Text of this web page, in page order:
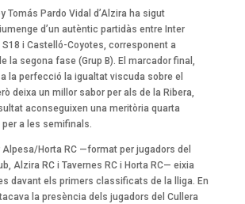
Tomás Pardo Vidal d’Alzira ha sigut
d’un autèntic partidàs entre Inter
i Castelló-Coyotes, corresponent a
la segona fase (Grup B). El marcador final,
la perfecció la igualtat viscuda sobre el
deixa un millor sabor per als de la Ribera,
aconseguixen una meritòria quarta
a les semifinals.
Alpesa/Horta RC —format per jugadors del
Alzira RC i Tavernes RC i Horta RC— eixia
davant els primers classificats de la lliga. En
la presència dels jugadors del Cullera